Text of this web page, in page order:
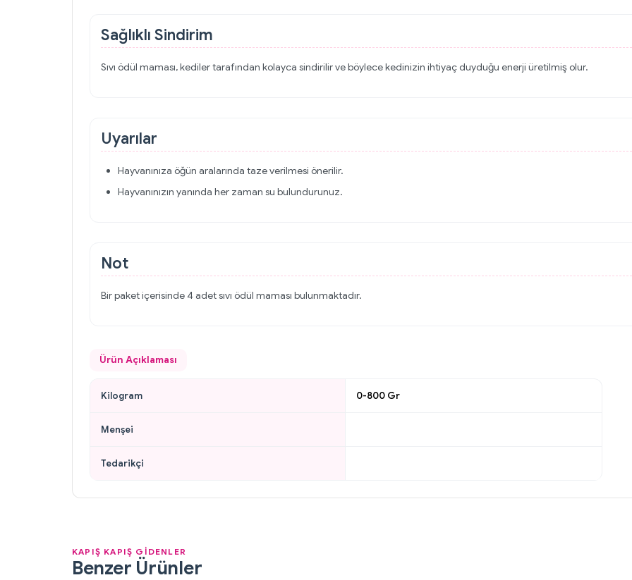
Sağlıklı Sindirim
Sıvı ödül maması, kediler tarafından kolayca sindirilir ve böylece kedinizin ihtiyaç duyduğu enerji üretilmiş olur.
Uyarılar
Hayvanınıza öğün aralarında taze verilmesi önerilir.
Hayvanınızın yanında her zaman su bulundurunuz.
Not
Bir paket içerisinde 4 adet sıvı ödül maması bulunmaktadır.
Ürün Açıklaması
Kilogram 0-800 Gr
Menşei
Tedarikçi
KAPIŞ KAPIŞ GİDENLER
Benzer Ürünler